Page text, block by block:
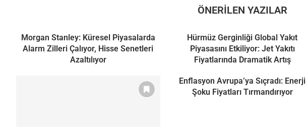
ÖNERILEN YAZILAR
Morgan Stanley: Küresel Piyasalarda
Alarm Zilleri Çalıyor, Hisse Senetleri
Azaltılıyor
Hürmüz Gerginliği Global Yakıt
Piyasasını Etkiliyor: Jet Yakıtı
Fiyatlarında Dramatik Artış
Enflasyon Avrupa’ya Sıçradı: Enerji
Şoku Fiyatları Tırmandırıyor